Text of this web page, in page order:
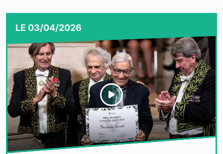
LE 03/04/2026